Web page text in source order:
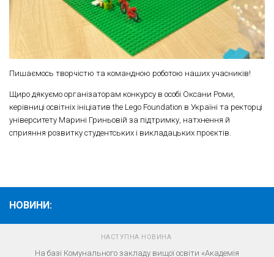
Пишаємось творчістю та командною роботою наших учасників!
Щиро дякуємо організаторам конкурсу в особі Оксани Роми,
керівниці освітніх ініціатив the Lego Foundation в Україні та ректорці
університету Марині Гриньовій за підтримку, натхнення й
сприяння розвитку студентських і викладацьких проєктів.
НОВИНИ:
НАСТУПНА НОВИНА
На базі Комунального закладу вищої освіти «Академія